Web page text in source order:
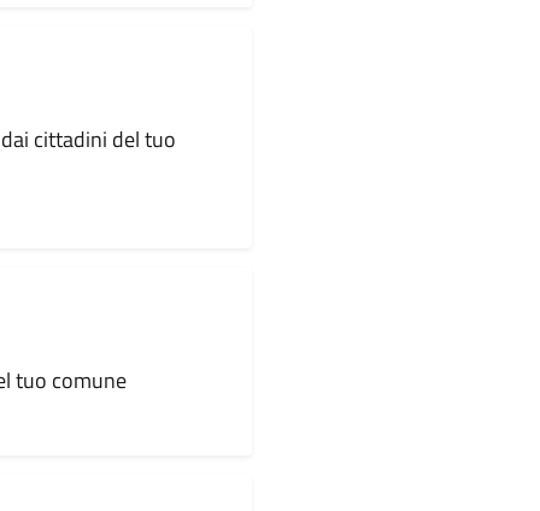
cittadini del tuo
tuo comune